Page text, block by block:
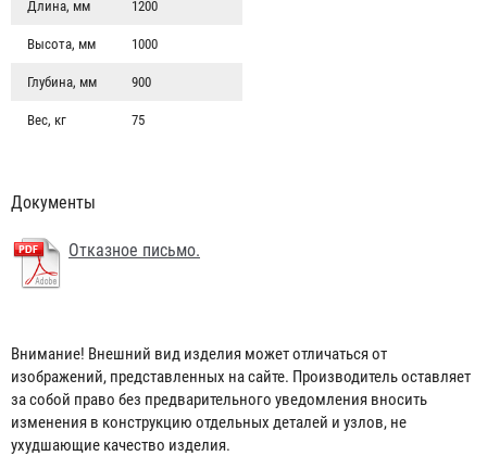
Длина, мм 1200
Высота, мм 1000
Глубина, мм 900
Вес, кг 75
Документы
Отказное письмо.
Внимание! Внешний вид изделия может отличаться от
изображений, представленных на сайте. Производитель оставляет
за собой право без предварительного уведомления вносить
изменения в конструкцию отдельных деталей и узлов, не
ухудшающие качество изделия.